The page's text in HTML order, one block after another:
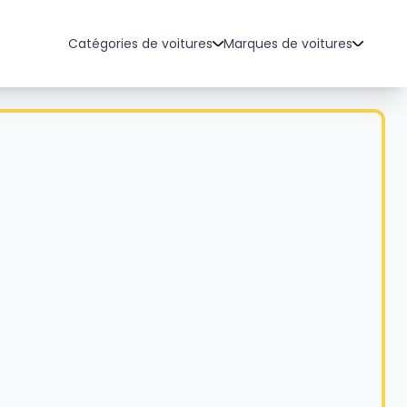
Catégories de voitures Marques de voitures